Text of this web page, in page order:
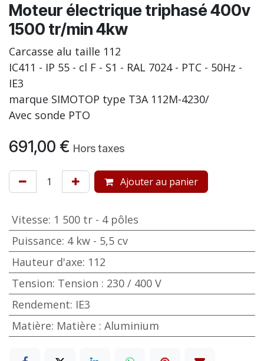
Moteur électrique triphasé 400v
1500 tr/min 4kw
Carcasse alu taille 112
IC411 - IP 55 - cl F - S1 - RAL 7024 - PTC - 50Hz -
IE3
marque SIMOTOP type T3A 112M-4230/
Avec sonde PTO
691,00 € Hors taxes
Ajouter au panier
Vitesse: 1 500 tr - 4 pôles
Puissance: 4 kw - 5,5 cv
Hauteur d'axe: 112
Tension: Tension : 230 / 400 V
Rendement: IE3
Matière: Matière : Aluminium